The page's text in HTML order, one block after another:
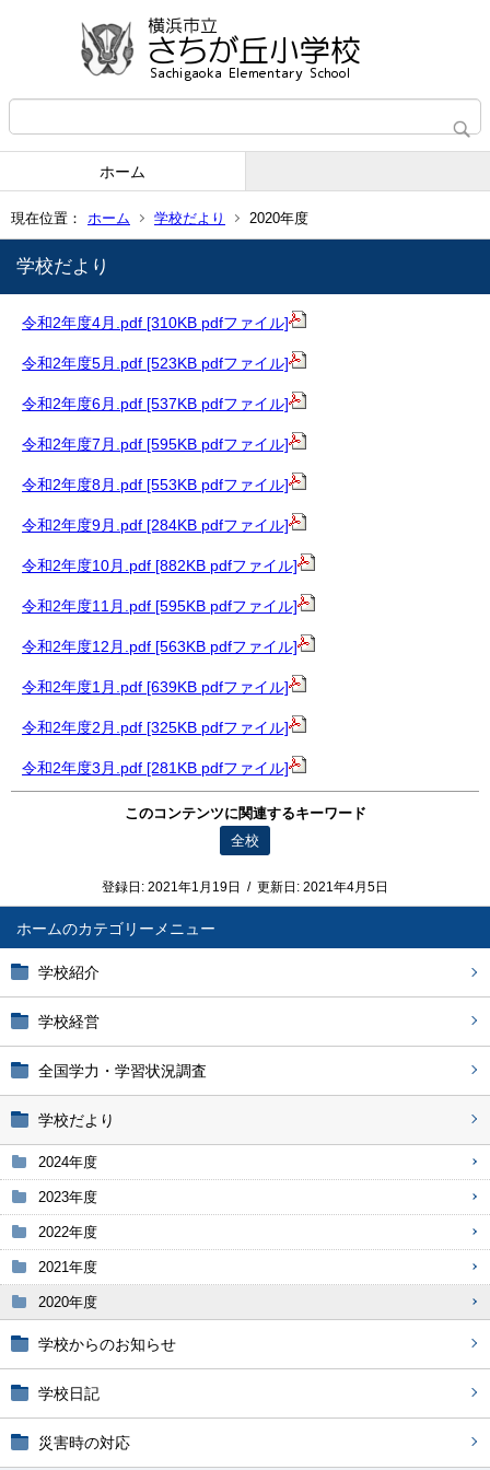
ホーム
現在位置： ホーム 学校だより 2020年度
ホーム
学校紹介
学校経営
全国学力・学習状況調査
学校だより
2024年度
2023年度
2022年度
2021年度
2020年度
学校からのお知らせ
学校日記
災害時の対応
学校だより
令和2年度4月.pdf [310KB pdfファイル]
令和2年度5月.pdf [523KB pdfファイル]
令和2年度6月.pdf [537KB pdfファイル]
令和2年度7月.pdf [595KB pdfファイル]
令和2年度8月.pdf [553KB pdfファイル]
令和2年度9月.pdf [284KB pdfファイル]
令和2年度10月.pdf [882KB pdfファイル]
令和2年度11月.pdf [595KB pdfファイル]
令和2年度12月.pdf [563KB pdfファイル]
令和2年度1月.pdf [639KB pdfファイル]
令和2年度2月.pdf [325KB pdfファイル]
令和2年度3月.pdf [281KB pdfファイル]
このコンテンツに関連するキーワード
全校
登録日: 2021年1月19日 / 更新日: 2021年4月5日